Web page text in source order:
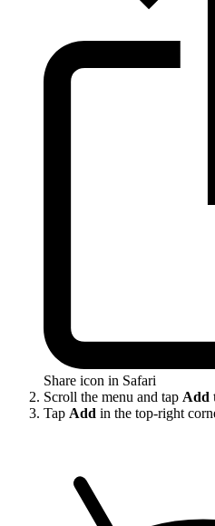
Share icon in Safari
Scroll the menu and tap Add
Tap Add in the top-right